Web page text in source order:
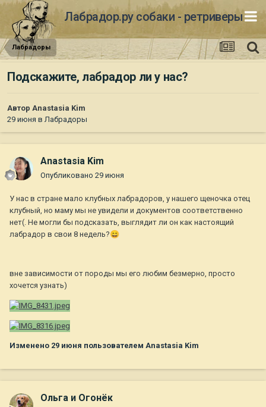
Лабрадор.ру собаки - ретриверы
Лабрадоры
Подскажите, лабрадор ли у нас?
Автор Anastasia Kim
29 июня вЛабрадоры
Anastasia Kim
Опубликовано 29 июня
У нас в стране мало клубных лабрадоров, у нашего щеночка отец
клубный, но маму мы не увидели и документов соответственно
нет(. Не могли бы подсказать, выглядит ли он как настоящий
лабрадор в свои 8 недель?😄
вне зависимости от породы мы его любим безмерно, просто
хочется узнать)
Изменено 29 июня пользователем Anastasia Kim
Ольга и Огонёк